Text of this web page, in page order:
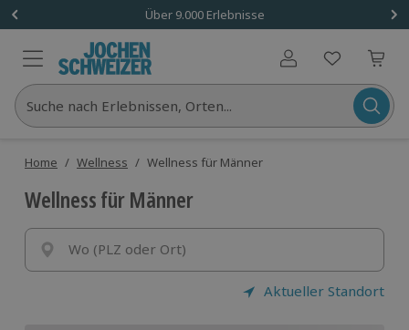
Über 9.000 Erlebnisse
Benutzerkonto
Suche nach Erlebnissen, Orten...
Home / Wellness / Wellness für Männer
Wellness für Männer
Wo (PLZ oder Ort)
Aktueller Standort